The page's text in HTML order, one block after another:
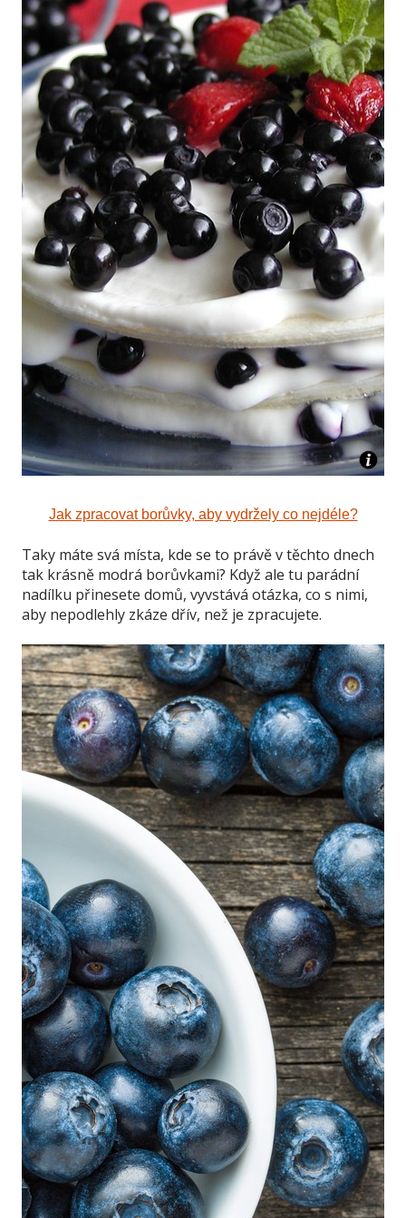
Jak zpracovat borůvky, aby vydržely co nejdéle?
Taky máte svá místa, kde se to právě v těchto dnech
tak krásně modrá borůvkami? Když ale tu parádní
nadílku přinesete domů, vyvstává otázka, co s nimi,
aby nepodlehly zkáze dřív, než je zpracujete.